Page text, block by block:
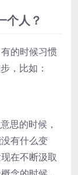
个人？
的时候习惯
，比如：
思的时候，
有什么变
在不断汲取